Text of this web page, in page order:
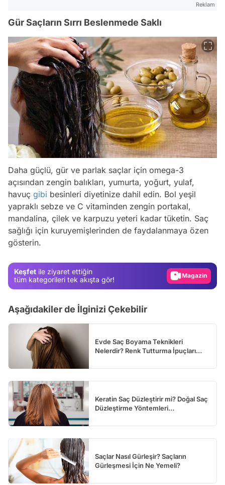
Reklam
Gür Saçların Sırrı Beslenmede Saklı
Daha güçlü, gür ve parlak saçlar için omega-3
açısından zengin balıkları, yumurta, yoğurt, yulaf,
havuç gibi besinleri diyetinize dahil edin. Bol yeşil
yapraklı sebze ve C vitaminden zengin portakal,
mandalina, çilek ve karpuzu yeteri kadar tüketin. Saç
sağlığı için kuruyemişlerinden de faydalanmaya özen
gösterin.
Keşfet ile ziyaret ettiğin
tüm kategorileri tek akışta gör!
Video
Magazin
Video
Aşağıdakiler de İlginizi Çekebilir
Evde Saç Boyama Teknikleri
Nelerdir? Renk Tutturma İpuçları…
Keratin Saç Düzleştirir mi? Doğal Saç
Düzleştirme Yöntemleri…
Saçlar Nasıl Gürleşir? Saçların
Gürleşmesi İçin Ne Yemeli?